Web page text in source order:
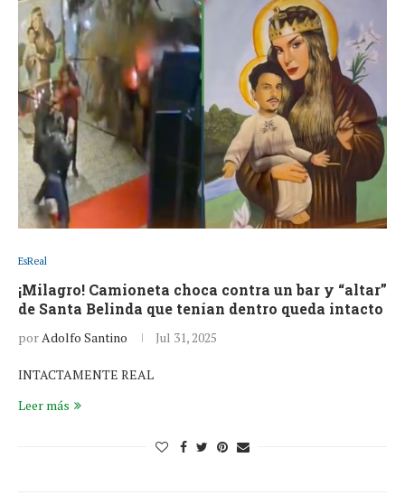
EsReal
¡Milagro! Camioneta choca contra un bar y “altar”
de Santa Belinda que tenían dentro queda intacto
porAdolfo Santino Jul 31, 2025
INTACTAMENTE REAL
Leer más